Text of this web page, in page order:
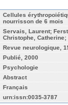
Cellules
nourrisson de 6 mois
Servais, Laurent;
Christophe, Catherine;
Revue neurologique,
Publié, 2000
Psychologie
Abstract
Français
urn:issn:0035-3787